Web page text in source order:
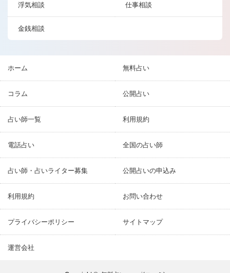
浮気相談 仕事相談
金銭相談
ホーム 無料占い
コラム 公開占い
占い師一覧 利用規約
電話占い 全国の占い師
占い師・占いライター募集 公開占いの申込み
利用規約 お問い合わせ
プライバシーポリシー サイトマップ
運営会社